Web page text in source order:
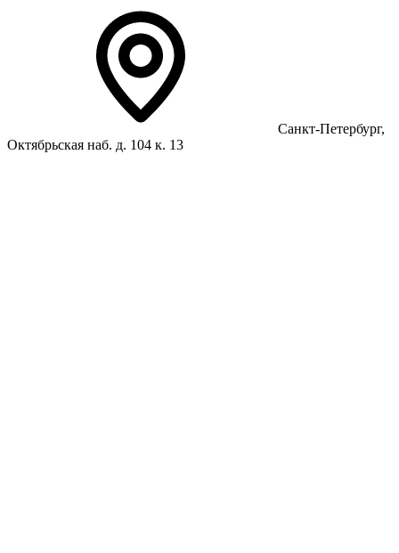
Санкт-Петербург,
Октябрьская наб. д. 104 к. 13